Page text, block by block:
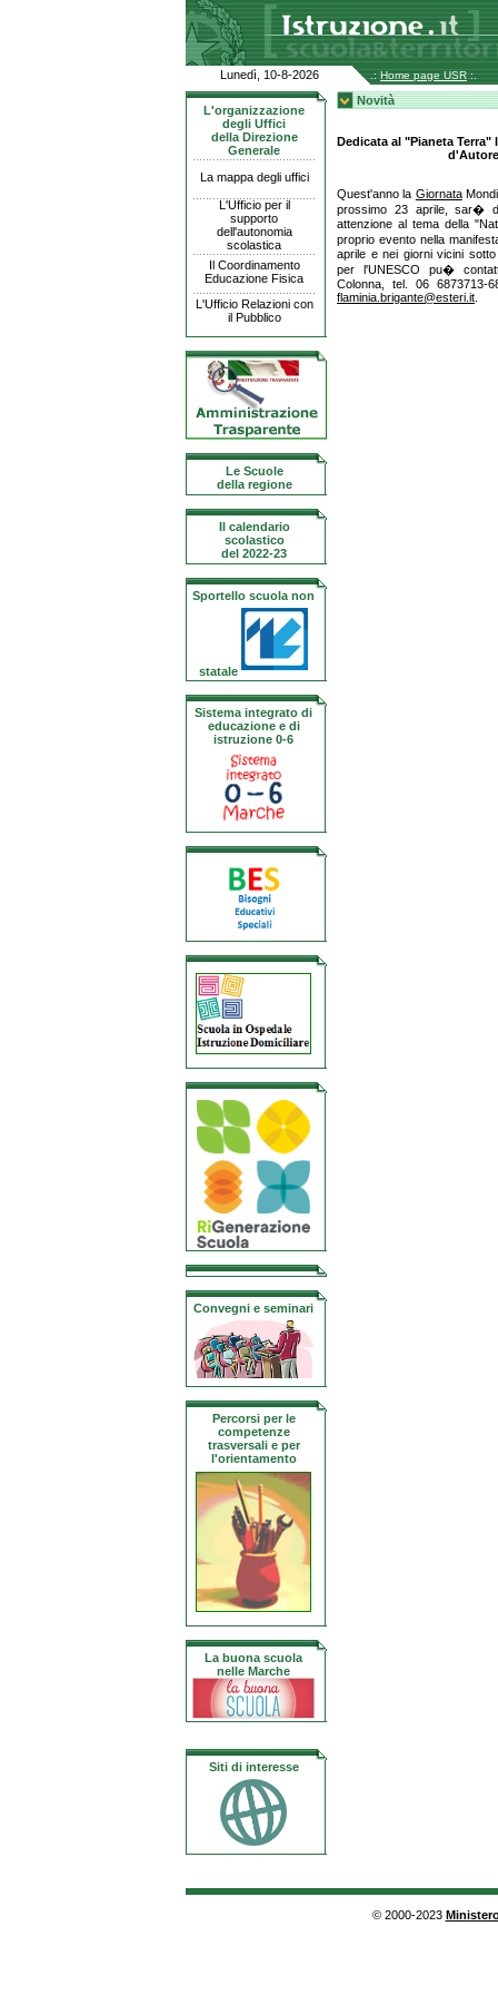
Lunedì, 10-8-2026 .: Home page USR :.
L'organizzazione
degli Uffici
della Direzione
Generale
La mappa degli uffici
L'Ufficio per il
supporto
dell'autonomia
scolastica
Il Coordinamento
Educazione Fisica
L'Ufficio Relazioni con
il Pubblico
Le Scuole
della regione
Il calendario
scolastico
del 2022-23
Sportello scuola non
statale
Sistema integrato di
educazione e di
istruzione 0-6
Convegni e seminari
Percorsi per le
competenze
trasversali e per
l'orientamento
La buona scuola
nelle Marche
Siti di interesse
Novità
Dedicata al "Pianeta
Quest'anno la Giornata
prossimo 23 aprile, sar�
attenzione al tema della
proprio evento nella
aprile e nei giorni vicini
per l'UNESCO pu�
Colonna, tel. 06 6873713-
flaminia.brigante@esteri.it
© 2000-2023